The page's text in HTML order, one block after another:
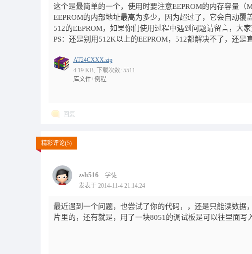
void loop()
{
byte a0 = 0xff;  byte a1 = 0xff;
}
这个是最简单的一个，使用时要注意EEPROM的内存容量（
EEPROM的内部地址最高为多少，因为超过了，它会自动覆
512的EEPROM，如果你们使用过程中遇到问题请留言，大
PS：还是别用512K以上的EEPROM，512都解决不了，还是
AT24CXXX.zip
4.19 KB, 下载次数: 5511
库文件+例程
回复
精彩评论(5)
zsh516
学徒
发表于 2014-11-4 21:14:24
最近遇到一个问题，也尝试了你的代码，，还是只能读数据
片里的，还有就是，用了一块8051的调试板是可以往里面